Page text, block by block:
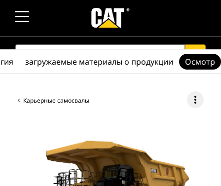
SEARCH search
Карьерные самосвалы more_vert
загружаемые материалы о продукции Осмотр